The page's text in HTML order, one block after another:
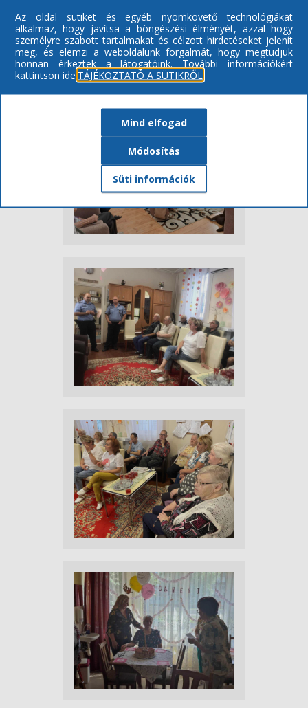
Az oldal sütiket és egyéb nyomkövető technológiákat
alkalmaz, hogy javítsa a böngészési élményét, azzal hogy
személyre szabott tartalmakat és célzott hirdetéseket jelenít
meg, és elemzi a weboldalunk forgalmát, hogy megtudjuk
honnan érkeztek a látogatóink.
További információkért
kattintson ide:TÁJÉKOZTATÓ A SÜTIKRŐL
Mind elfogad
Módosítás
Süti információk